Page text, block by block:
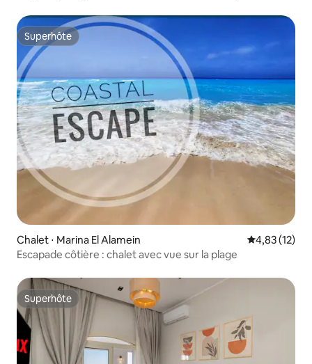
Superhôte
Superhôte
Chalet ⋅ Marina El Alamein Évaluation
4,83 (12)
Escapade côtière : chalet avec vue sur la plage
Superhôte
Superhôte